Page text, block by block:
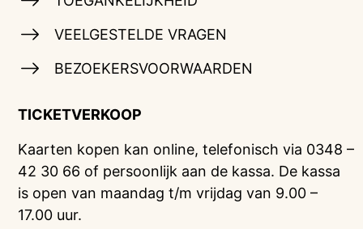
VEELGESTELDE VRAGEN
BEZOEKERSVOORWAARDEN
TICKETVERKOOP
Kaarten kopen kan online, telefonisch via 0348 –
42 30 66 of persoonlijk aan de kassa. De kassa
is open van maandag t/m vrijdag van 9.00 –
17.00 uur.